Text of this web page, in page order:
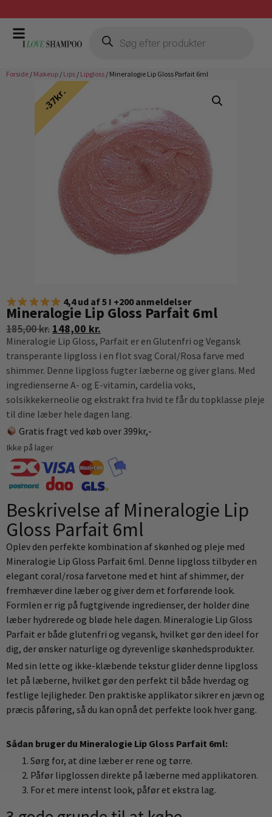
Prismatch mod billigste forhandler
Forside / Makeup / Lips / Lipgloss / Mineralogie Lip Gloss Parfait 6ml
4,4 ud af 5 I +200 anmeldelser
Mineralogie Lip Gloss Parfait 6ml
185,00kr. 148,00 kr.
Mineralogie Lip Gloss, Parfait er en Glutenfri og Vegansk
transperante lipgloss i en flot svag Coral/Rosa farve med
shimmer. Denne lipgloss fugter læberne og giver glans. Med
ingredienserne A- og E-vitamin, cardelia voks,
solsikkekerneolie og ekstrakt fra hvid te får du topklasse pleje
til dine læber hele dagen lang.
Gratis fragt ved køb over 399kr,-
Ikke på lager
Beskrivelse af Mineralogie Lip
Gloss Parfait 6ml
Oplev den perfekte kombination af skønhed og pleje med
Mineralogie Lip Gloss Parfait 6ml. Denne lipgloss tilbyder en
elegant coral/rosa farvetone med et hint af shimmer, der
fremhæver dine læber og giver dem et forførende look.
Formlen er rig på fugtgivende ingredienser, der holder dine
læber hydrerede og bløde hele dagen. Mineralogie Lip Gloss
Parfait er både glutenfri og vegansk, hvilket gør den ideel for
dig, der ønsker naturlige og dyrevenlige skønhedsprodukter.
Med sin lette og ikke-klæbende tekstur glider denne lipgloss
let på læberne, hvilket gør den perfekt til både hverdag og
festlige lejligheder. Den praktiske applikator sikrer en jævn og
præcis påføring, så du kan opnå det perfekte look hver gang.
Sådan bruger du Mineralogie Lip Gloss Parfait 6ml:
Sørg for, at dine læber er rene og tørre.
Påfør lipglossen direkte på læberne med applikatoren.
For et mere intenst look, påfør et ekstra lag.
37kr.